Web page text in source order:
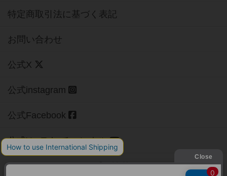
特定商取引法に基づく表記
お問い合わせ
公式X
公式instagram
公式Facebook
公式YouTubeチャンネル
Copyright (c)